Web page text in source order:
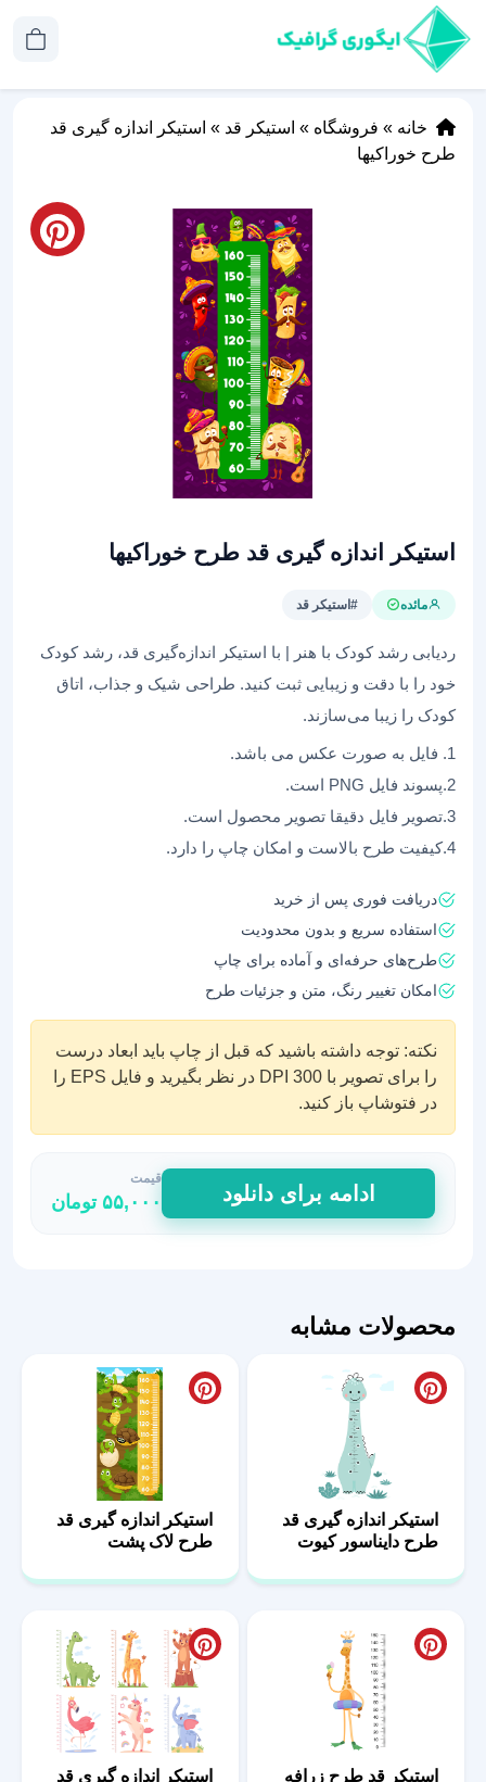
خانه » فروشگاه » استیکر قد » استیکر اندازه گیری قد
طرح خوراکیها
استیکر اندازه گیری قد طرح خوراکیها
مائده #استیکر قد
ردیابی رشد کودک با هنر | با استیکر اندازه‌گیری قد، رشد کودک
خود را با دقت و زیبایی ثبت کنید. طراحی‌ شیک و جذاب، اتاق
کودک را زیبا می‌سازند.
1. فایل به صورت عکس می باشد.
2.پسوند فایل PNG است.
3.تصویر فایل دقیقا تصویر محصول است.
4.کیفیت طرح بالاست و امکان چاپ را دارد.
دریافت فوری پس از خرید
استفاده سریع و بدون محدودیت
طرح‌های حرفه‌ای و آماده برای چاپ
امکان تغییر رنگ، متن و جزئیات طرح
نکته: توجه داشته باشید که قبل از چاپ باید ابعاد درست
را برای تصویر با DPI 300 در نظر بگیرید و فایل EPS را
در فتوشاپ باز کنید.
استیکر
اندازه
گیری
خوراکیها
عدد
ادامه برای دانلود
قیمت
۵۵,۰۰۰ تومان
محصولات مشابه
استیکر اندازه گیری قد
طرح دایناسور کیوت
استیکر اندازه گیری قد
طرح لاک پشت
استیکر قد طرح زرافه
استیکر اندازه گیری قد